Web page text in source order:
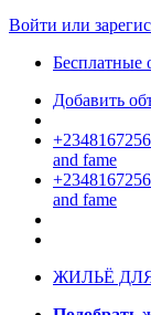
Войти или
Бесплатные
Добавить
and fame
and fame
ЖИЛЬЁ